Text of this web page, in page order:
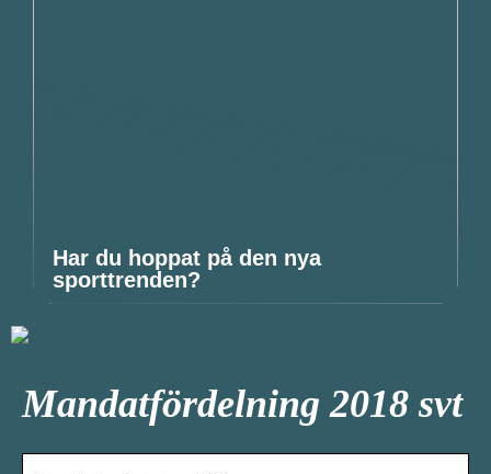
Har du hoppat på den nya
sporttrenden?
Mandatfördelning 2018 svt